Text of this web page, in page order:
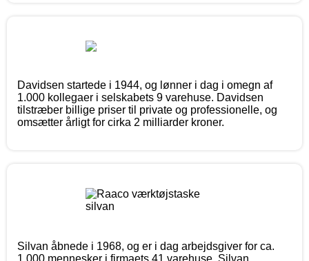
Davidsen startede i 1944, og lønner i dag i omegn af
1.000 kollegaer i selskabets 9 varehuse. Davidsen
tilstræber billige priser til private og professionelle, og
omsætter årligt for cirka 2 milliarder kroner.
Silvan åbnede i 1968, og er i dag arbejdsgiver for ca.